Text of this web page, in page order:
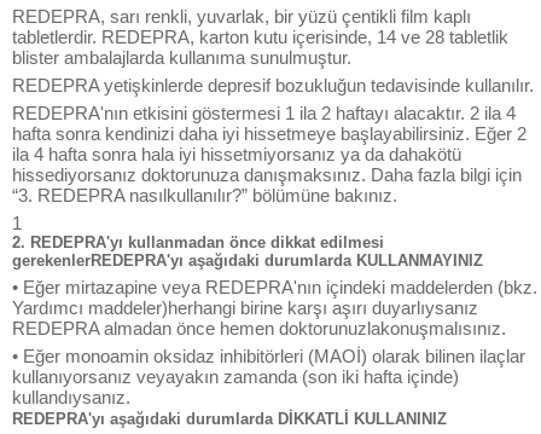
REDEPRA, sarı renkli, yuvarlak, bir yüzü çentikli film kaplı
tabletlerdir. REDEPRA, karton kutu içerisinde, 14 ve 28 tabletlik
blister ambalajlarda kullanıma sunulmuştur.
REDEPRA yetişkinlerde depresif bozukluğun tedavisinde kullanılır.
REDEPRA'nın etkisini göstermesi 1 ila 2 haftayı alacaktır. 2 ila 4
hafta sonra kendinizi daha iyi hissetmeye başlayabilirsiniz. Eğer 2
ila 4 hafta sonra hala iyi hissetmiyorsanız ya da dahakötü
hissediyorsanız doktorunuza danışmaksınız. Daha fazla bilgi için
“3. REDEPRA nasılkullanılır?” bölümüne bakınız.
1
2. REDEPRA'yı kullanmadan önce dikkat edilmesi
gerekenlerREDEPRA'yı aşağıdaki durumlarda KULLANMAYINIZ
• Eğer mirtazapine veya REDEPRA'nın içindeki maddelerden (bkz.
Yardımcı maddeler)herhangi birine karşı aşırı duyarlıysanız
REDEPRA almadan önce hemen doktorunuzlakonuşmalısınız.
• Eğer monoamin oksidaz inhibitörleri (MAOİ) olarak bilinen ilaçlar
kullanıyorsanız veyayakın zamanda (son iki hafta içinde)
kullandıysanız.
REDEPRA'yı aşağıdaki durumlarda DİKKATLİ KULLANINIZ